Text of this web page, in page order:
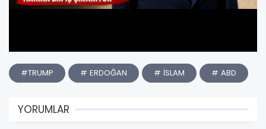
#TRUMP # ERDOĞAN # İSLAM # ABD
YORUMLAR